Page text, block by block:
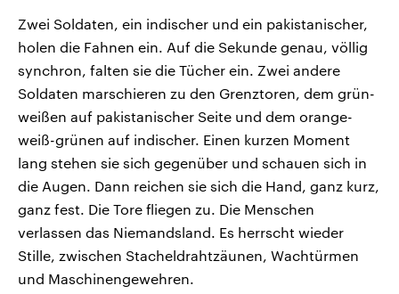
Zwei Soldaten, ein indischer und ein pakistanischer,
holen die Fahnen ein. Auf die Sekunde genau, völlig
synchron, falten sie die Tücher ein. Zwei andere
Soldaten marschieren zu den Grenztoren, dem grün-
weißen auf pakistanischer Seite und dem orange-
weiß-grünen auf indischer. Einen kurzen Moment
lang stehen sie sich gegenüber und schauen sich in
die Augen. Dann reichen sie sich die Hand, ganz kurz,
ganz fest. Die Tore fliegen zu. Die Menschen
verlassen das Niemandsland. Es herrscht wieder
Stille, zwischen Stacheldrahtzäunen, Wachtürmen
und Maschinengewehren.